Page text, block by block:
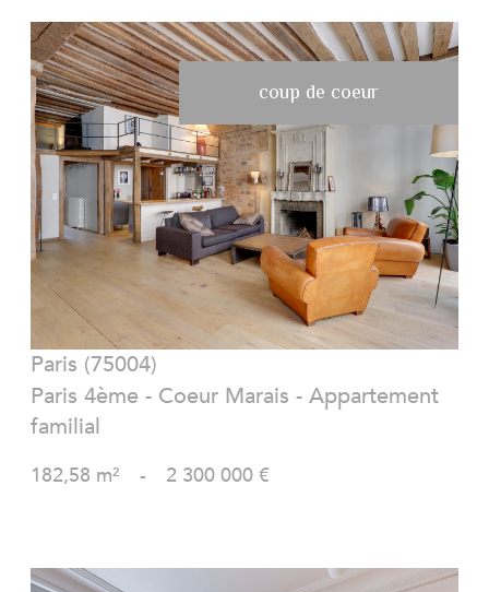
coup de coeur
VOIR LE BIEN
Paris (75004)
Paris 4ème - Coeur Marais - Appartement
familial
182,58 m² - 2 300 000 €